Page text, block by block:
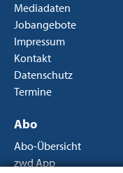
Mediadaten
Jobangebote
Impressum
Kontakt
Datenschutz
Termine
Abo
Abo-Übersicht
zwd App